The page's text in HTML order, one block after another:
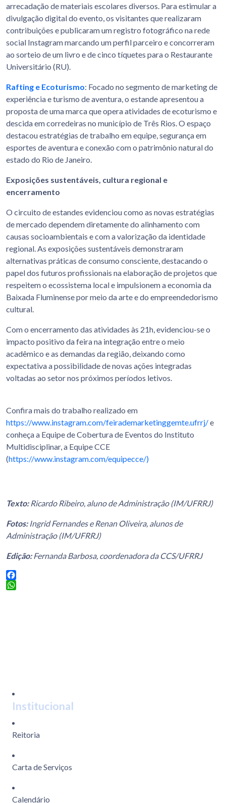
arrecadação de materiais escolares diversos. Para estimular a
divulgação digital do evento, os visitantes que realizaram
contribuições e publicaram um registro fotográfico na rede
social Instagram marcando um perfil parceiro e concorreram
ao sorteio de um livro e de cinco tíquetes para o Restaurante
Universitário (RU).
Rafting e Ecoturismo: Focado no segmento de marketing de
experiência e turismo de aventura, o estande apresentou a
proposta de uma marca que opera atividades de ecoturismo e
descida em corredeiras no município de Três Rios. O espaço
destacou estratégias de trabalho em equipe, segurança em
esportes de aventura e conexão com o patrimônio natural do
estado do Rio de Janeiro.
Exposições sustentáveis, cultura regional e
encerramento
O circuito de estandes evidenciou como as novas estratégias
de mercado dependem diretamente do alinhamento com
causas socioambientais e com a valorização da identidade
regional. As exposições sustentáveis demonstraram
alternativas práticas de consumo consciente, destacando o
papel dos futuros profissionais na elaboração de projetos que
respeitem o ecossistema local e impulsionem a economia da
Baixada Fluminense por meio da arte e do empreendedorismo
cultural.
Com o encerramento das atividades às 21h, evidenciou-se o
impacto positivo da feira na integração entre o meio
acadêmico e as demandas da região, deixando como
expectativa a possibilidade de novas ações integradas
voltadas ao setor nos próximos períodos letivos.
Confira mais do trabalho realizado em
https://www.instagram.com/feirademarketinggemte.ufrrj/e
conheça a Equipe de Cobertura de Eventos do Instituto
Multidisciplinar, a Equipe CCE
(https://www.instagram.com/equipecce/)
Texto:Ricardo Ribeiro, aluno de Administração (IM/UFRRJ)
Fotos: Ingrid Fernandes e Renan Oliveira, alunos de
Administração (IM/UFRRJ)
Edição:Fernanda Barbosa, coordenadora da CCS/UFRRJ
Facebook
Institucional
Reitoria
Carta de Serviços
Calendário